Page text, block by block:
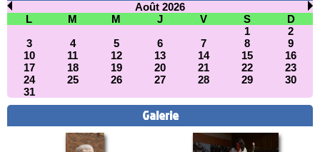
Août 2026
L
M M J V S
D
1
2
3
4 5 6 7 8
9
10
11 12 13 14 15
16
17
18 19 20 21 22
23
24
25 26 27 28 29
30
31
Galerie